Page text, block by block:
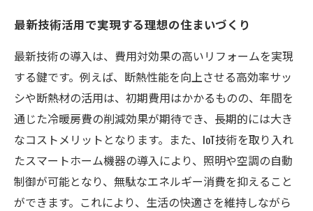
最新技術活用で実現する理想の住まいづくり
最新技術の導入は、費用対効果の高いリフォームを実現
する鍵です。例えば、断熱性能を向上させる高効率サッ
シや断熱材の活用は、初期費用はかかるものの、年間を
通じた冷暖房費の削減効果が期待でき、長期的には大き
なコストメリットとなります。また、IoT技術を取り入れ
たスマートホーム機器の導入により、照明や空調の自動
制御が可能となり、無駄なエネルギー消費を抑えること
ができます。これにより、生活の快適さを維持しながら